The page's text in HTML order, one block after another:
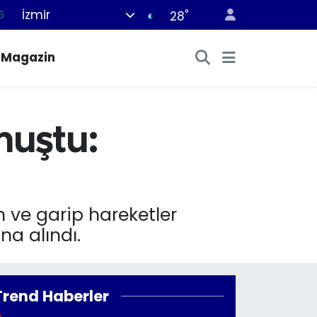
İzmir 28°
Magazin
ve garip hareketler
alındı.
Haberler